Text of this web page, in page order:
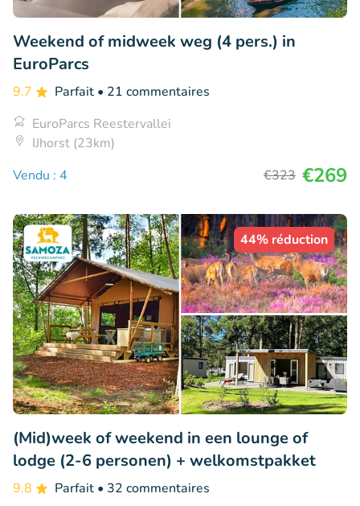
Weekend of midweek weg (4 pers.) in
EuroParcs
9.7 Parfait • 21 commentaires
EuroParcs Reestervallei
IJhorst (23km)
Vendu : 4
€323 €269
44% réduction
(Mid)week of weekend in een lounge of
lodge (2-6 personen) + welkomstpakket
9.8 Parfait • 32 commentaires